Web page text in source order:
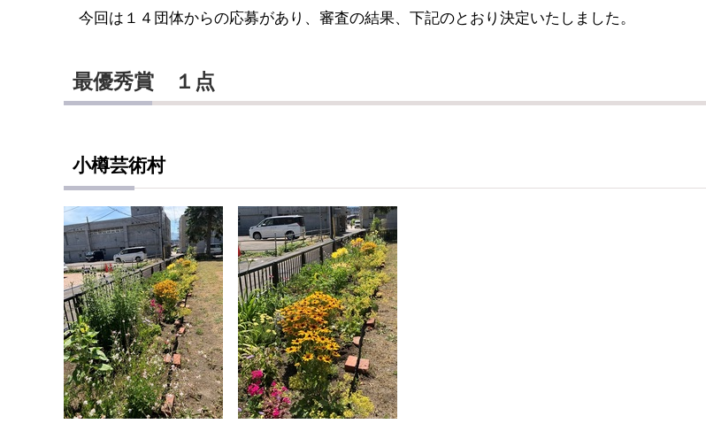
今回は１４団体からの応募があり、審査の結果、下記のとおり決定いたしました。
最優秀賞 １点
小樽芸術村